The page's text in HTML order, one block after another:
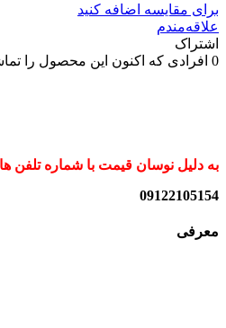
برای مقایسه اضافه کنید
علاقه‌مندم
اشتراک
0 افرادی که اکنون این محصول را
به دلیل نوسان قیمت با شماره تلفن
09122105154
معرفی